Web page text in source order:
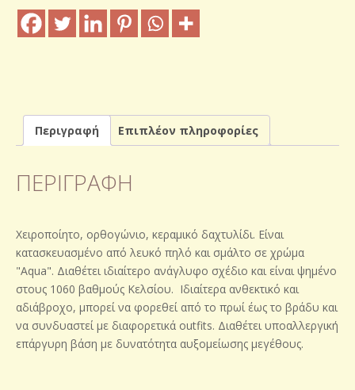
Περιγραφή Επιπλέον πληροφορίες
ΠΕΡΙΓΡΑΦΉ
Χειροποίητο, ορθογώνιο, κεραμικό δαχτυλίδι. Είναι
κατασκευασμένο από λευκό πηλό και σμάλτο σε χρώμα
"Aqua". Διαθέτει ιδιαίτερο ανάγλυφο σχέδιο και είναι ψημένο
στους 1060 βαθμούς Κελσίου. Ιδιαίτερα ανθεκτικό και
αδιάβροχο, μπορεί να φορεθεί από το πρωί έως το βράδυ και
να συνδυαστεί με διαφορετικά outfits. Διαθέτει υποαλλεργική
επάργυρη βάση με δυνατότητα αυξομείωσης μεγέθους.